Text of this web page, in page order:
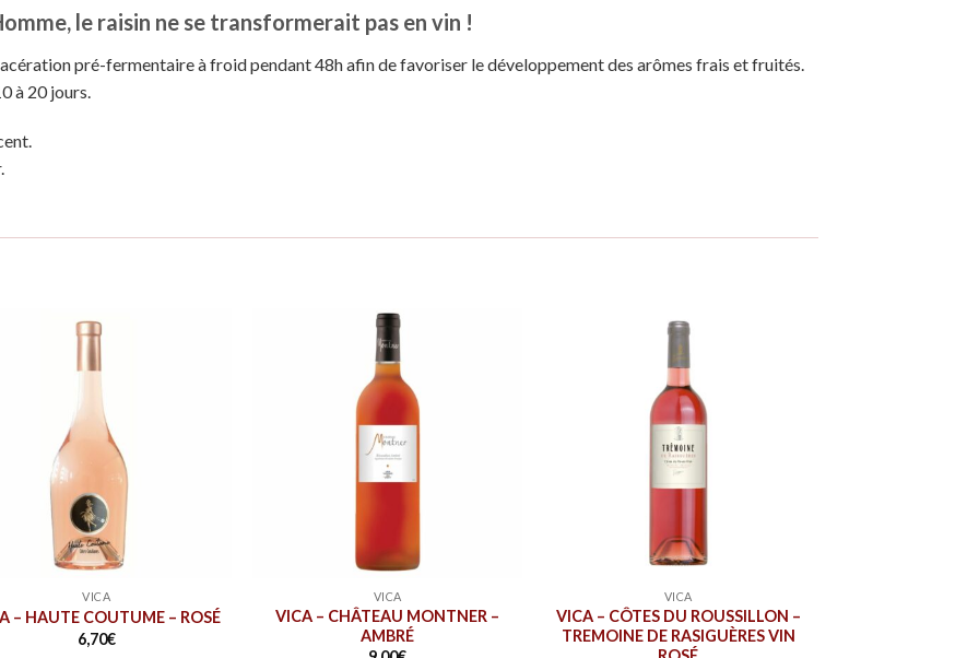
le raisin ne se transformerait pas en vin !
pré-fermentaire à froid pendant 48h afin de favoriser le développement des arômes frais et fruités.
à 20 jours.
VICA
– HAUTE COUTUME – ROSÉ
6,70€
VICA
VICA – CHÂTEAU MONTNER –
AMBRÉ
VICA
VICA – CÔTES DU ROUSSILLON –
TREMOINE DE RASIGUÈRES VIN